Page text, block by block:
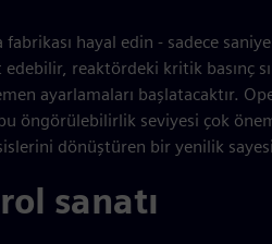
hayal edin - sadece
reaktördeki kritik basınç
ayarlamaları başlatacaktır.
öngörülebilirlik seviyesi çok
dönüştüren bir yenilik
sanatı